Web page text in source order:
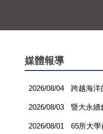
媒體報導
2026/08/04 跨越海洋
2026/08/03 暨大永續
2026/08/01 65所大